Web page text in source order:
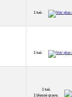
1 tué.
1 tué.
1 tué.
1 blessé grave.